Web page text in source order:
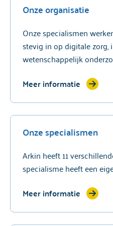
Onze organisatie
Onze specialismen
stevig in op digitale zorg,
wetenschappelijk
Meer informatie
Onze specialismen
Arkin heeft 11
specialisme heeft een
Meer informatie